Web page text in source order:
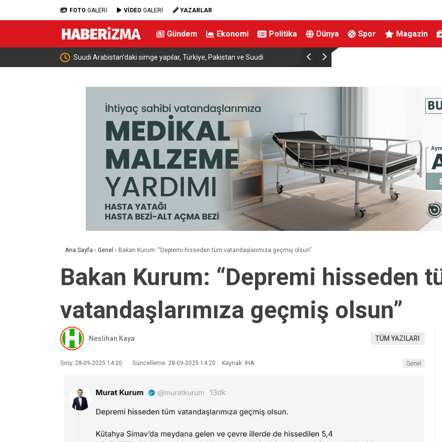
FOTO GALERİ VİDEO GALERİ YAZARLAR
Gündem Ekonomi Politika Dünya Spor Magazin
Kaçak bina yıkımında hayat kurtaran müdahale İnegöllü girişimciden bağış dolandırıcılığına
Ana Sayfa › Genel › Bakan Kurum: “Depremi hisseden tüm vatandaşlarımıza geçmiş olsun”
Bakan Kurum: “Depremi hisseden
vatandaşlarımıza geçmiş olsun”
Neslihan Kaya TÜM YAZILARI
Giriş: 28-09-2025 14:20 Güncelleme: 28-09-2025 14:20 Kaynak: İHA Genel